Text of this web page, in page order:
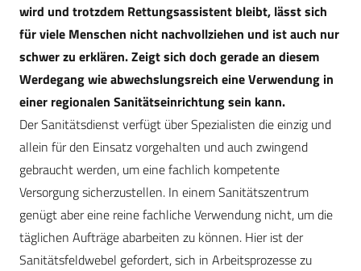
wird und trotzdem Rettungsassistent bleibt, lässt sich
für viele Menschen nicht nachvollziehen und ist auch nur
schwer zu erklären. Zeigt sich doch gerade an diesem
Werdegang wie abwechslungsreich eine Verwendung in
einer regionalen Sanitätseinrichtung sein kann.
Der Sanitätsdienst verfügt über Spezialisten die einzig und
allein für den Einsatz vorgehalten und auch zwingend
gebraucht werden, um eine fachlich kompetente
Versorgung sicherzustellen. In einem Sanitätszentrum
genügt aber eine reine fachliche Verwendung nicht, um die
täglichen Aufträge abarbeiten zu können. Hier ist der
Sanitätsfeldwebel gefordert, sich in Arbeitsprozesse zu